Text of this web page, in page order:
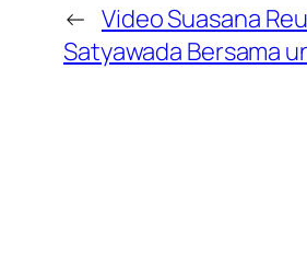
← Video Suasana
Satyawada Bersama